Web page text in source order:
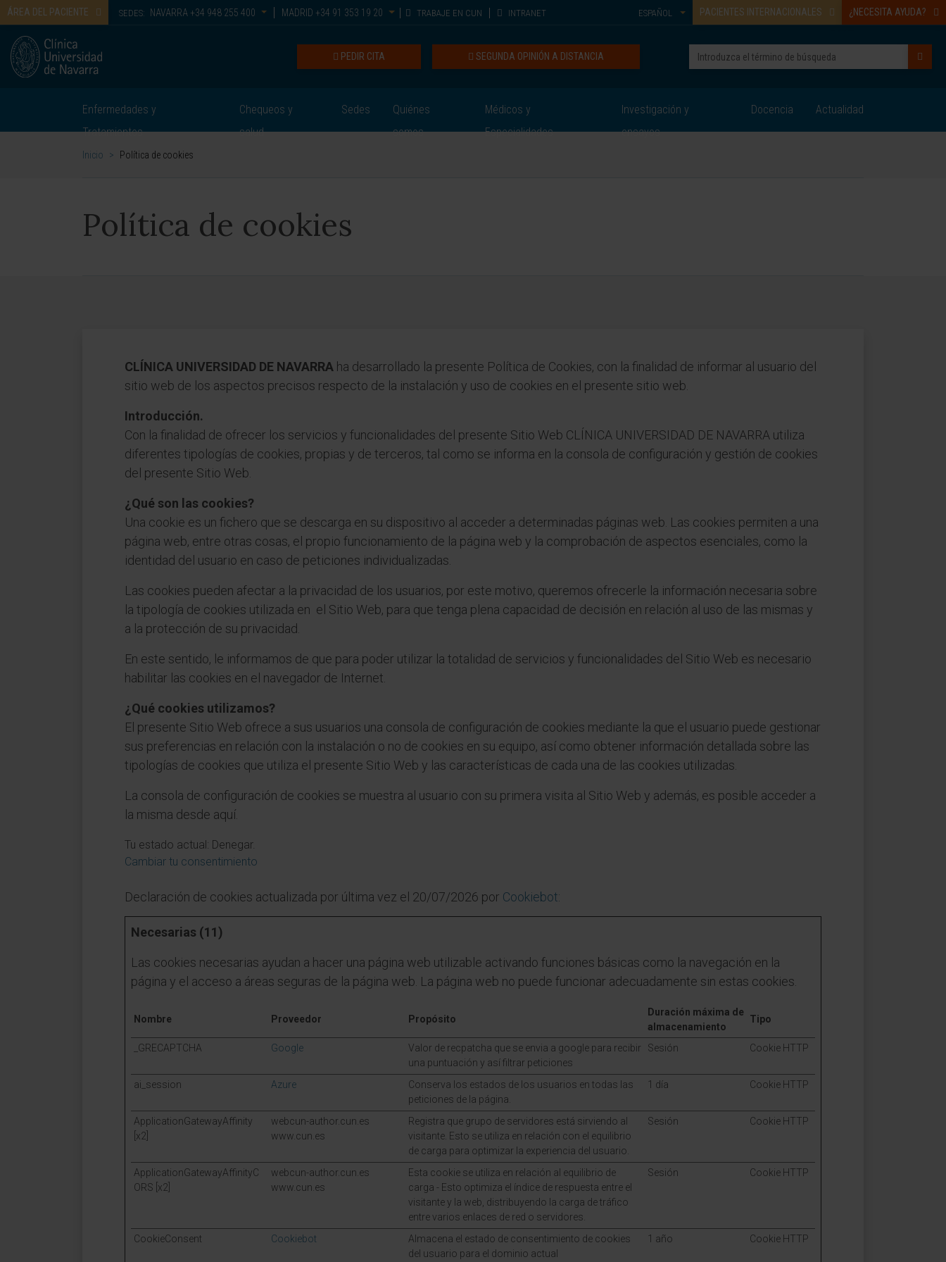
ÁREA DEL PACIENTE SEDES: NAVARRA +34 948 255 400 MADRID +34 91 353 19 20 TRABAJE EN CUN INTRANET PACIENTES INTERNACIONALES ¿NECESITA AYUDA?
ESPAÑOL
SEGUNDA OPINIÓN A DISTANCIA
PEDIR CITA
Enfermedades y
Tratamientos
Chequeos y
salud
Sedes
Quiénes
somos
Médicos y
Especialidades
Investigación y
ensayos
Docencia Actualidad
Inicio > Política de cookies
Política de cookies
CLÍNICA UNIVERSIDAD DE NAVARRA ha desarrollado la presente Política de Cookies, con la finalidad de informar al usuario del
sitio web de los aspectos precisos respecto de la instalación y uso de cookies en el presente sitio web.
Introducción.
Con la finalidad de ofrecer los servicios y funcionalidades del presente Sitio Web CLÍNICA UNIVERSIDAD DE NAVARRA utiliza
diferentes tipologías de cookies, propias y de terceros, tal como se informa en la consola de configuración y gestión de cookies
del presente Sitio Web.
¿Qué son las cookies?
Una cookie es un fichero que se descarga en su dispositivo al acceder a determinadas páginas web. Las cookies permiten a una
página web, entre otras cosas, el propio funcionamiento de la página web y la comprobación de aspectos esenciales, como la
identidad del usuario en caso de peticiones individualizadas.
Las cookies pueden afectar a la privacidad de los usuarios, por este motivo, queremos ofrecerle la información necesaria sobre
la tipología de cookies utilizada en el Sitio Web, para que tenga plena capacidad de decisión en relación al uso de las mismas y
a la protección de su privacidad.
En este sentido, le informamos de que para poder utilizar la totalidad de servicios y funcionalidades del Sitio Web es necesario
habilitar las cookies en el navegador de Internet.
¿Qué cookies utilizamos?
El presente Sitio Web ofrece a sus usuarios una consola de configuración de cookies mediante la que el usuario puede gestionar
sus preferencias en relación con la instalación o no de cookies en su equipo, así como obtener información detallada sobre las
tipologías de cookies que utiliza el presente Sitio Web y las características de cada una de las cookies utilizadas.
La consola de configuración de cookies se muestra al usuario con su primera visita al Sitio Web y además, es posible acceder a
la misma desde aquí.
Tu estado actual: Denegar.
Cambiar tu consentimiento
Declaración de cookies actualizada por última vez el 20/07/2026 por Cookiebot:
Necesarias (11)
Las cookies necesarias ayudan a hacer una página web utilizable activando funciones básicas como la navegación en la
página y el acceso a áreas seguras de la página web. La página web no puede funcionar adecuadamente sin estas cookies.
Nombre Proveedor Propósito
Duración máxima de
almacenamiento
Tipo
_GRECAPTCHA Google
Valor de recpatcha que se envia a google para recibir
una puntuación y así filtrar peticiones
Sesión Cookie HTTP
ai_session Azure
Conserva los estados de los usuarios en todas las
peticiones de la página.
1 día Cookie HTTP
ApplicationGatewayAffinity
[x2]
webcun-author.cun.es
www.cun.es
Registra que grupo de servidores está sirviendo al
visitante. Esto se utiliza en relación con el equilibrio
de carga para optimizar la experiencia del usuario.
Sesión Cookie HTTP
ApplicationGatewayAffinityC
ORS [x2]
webcun-author.cun.es
www.cun.es
Esta cookie se utiliza en relación al equilibrio de
carga - Esto optimiza el índice de respuesta entre el
visitante y la web, distribuyendo la carga de tráfico
entre varios enlaces de red o servidores.
Sesión Cookie HTTP
CookieConsent Cookiebot
Almacena el estado de consentimiento de cookies
del usuario para el dominio actual
1 año Cookie HTTP